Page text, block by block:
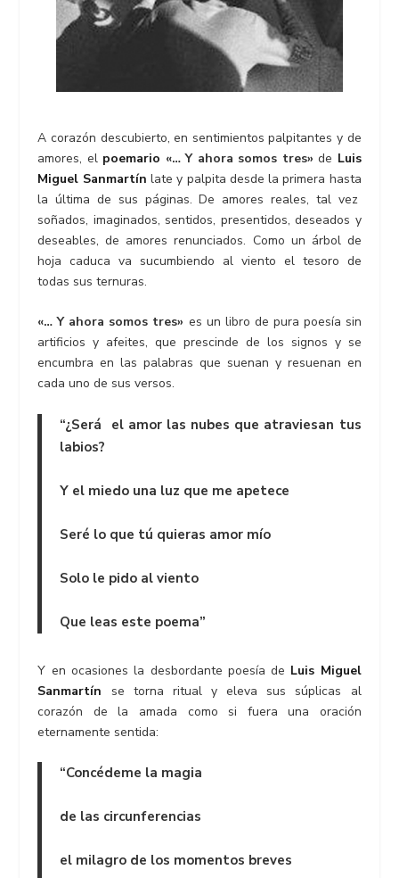
A corazón descubierto, en sentimientos palpitantes y de
amores, el poemario «… Y ahora somos tres» de Luis
Miguel Sanmartín late y palpita desde la primera hasta
la última de sus páginas. De amores reales, tal vez
soñados, imaginados, sentidos, presentidos, deseados y
deseables, de amores renunciados. Como un árbol de
hoja caduca va sucumbiendo al viento el tesoro de
todas sus ternuras.
«… Y ahora somos tres» es un libro de pura poesía sin
artificios y afeites, que prescinde de los signos y se
encumbra en las palabras que suenan y resuenan en
cada uno de sus versos.
“¿Será el amor las nubes que atraviesan tus
labios?
Y el miedo una luz que me apetece
Seré lo que tú quieras amor mío
Solo le pido al viento
Que leas este poema”
Y en ocasiones la desbordante poesía de Luis Miguel
Sanmartín
se torna ritual y eleva sus súplicas al
corazón de la amada como si fuera una oración
eternamente sentida:
“Concédeme la magia
de las circunferencias
el milagro de los momentos breves